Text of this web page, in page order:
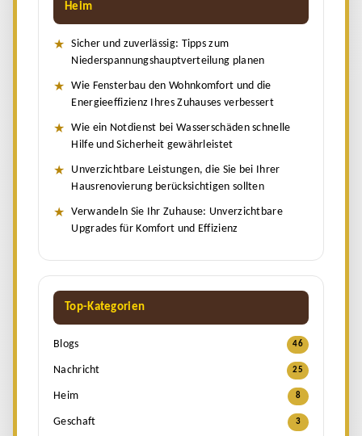
Heim
Sicher und zuverlässig: Tipps zum
Niederspannungshauptverteilung planen
Wie Fensterbau den Wohnkomfort und die
Energieeffizienz Ihres Zuhauses verbessert
Wie ein Notdienst bei Wasserschäden schnelle
Hilfe und Sicherheit gewährleistet
Unverzichtbare Leistungen, die Sie bei Ihrer
Hausrenovierung berücksichtigen sollten
Verwandeln Sie Ihr Zuhause: Unverzichtbare
Upgrades für Komfort und Effizienz
Top-Kategorien
Blogs 46
Nachricht 25
Heim 8
Geschaft 3